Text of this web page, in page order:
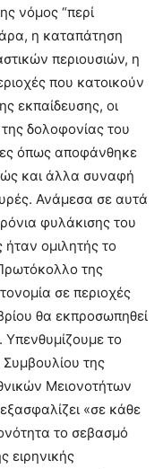
νόμος “περί
η καταπάτηση
περιουσιών, η
που κατοικούν
εκπαίδευσης, οι
δολοφονίας του
όπως αποφάνθηκε
και άλλα συναφή
Ανάμεσα σε αυτά
φυλάκισης του
ομιλητής το
της
σε περιοχές
θα εκπροσωπηθεί
το
της
Μειονοτήτων
«σε κάθε
το σεβασμό
ειρηνικής